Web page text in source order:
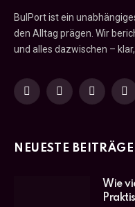
BulPort ist ein
den Alltag prägen. Wir
und alles dazwischen –
Facebook
X
NEUESTE BEITRÄGE
Wie